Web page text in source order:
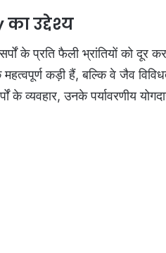
उद्देश्य
के प्रति फैली भ्रांतियों को दूर
कड़ी हैं, बल्कि वे जैव
के व्यवहार, उनके पर्यावरणीय